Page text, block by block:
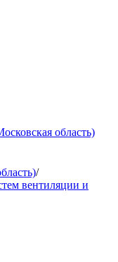
область)
/
вентиляции и